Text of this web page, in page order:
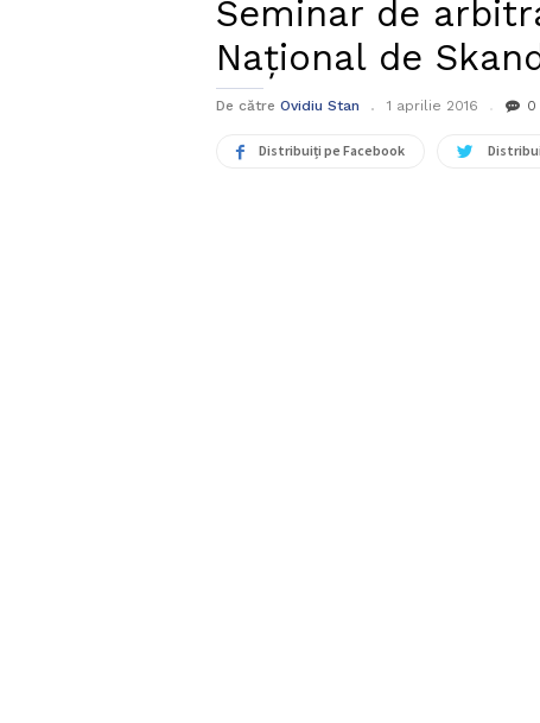
Seminar de
Național de
De către Ovidiu Stan 1 aprilie 2016 0
Distribuiți pe Facebook